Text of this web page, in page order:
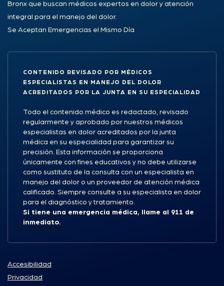
Bronx que buscan médicos expertos en dolor y atención
integral para el manejo del dolor.
Se Aceptan Emergencias el Mismo Día
CONTENIDO REVISADO POR MÉDICOS
ESPECIALISTAS EN MANEJO DEL DOLOR
ACREDITADOS POR LA JUNTA EN SU ESPECIALIDAD
Todo el contenido médico es redactado, revisado
regularmente y aprobado por nuestros médicos
especialistas en dolor acreditados por la junta
médica en su especialidad para garantizar su
precisión. Esta información se proporciona
únicamente con fines educativos y no debe utilizarse
como sustituto de la consulta con un especialista en
manejo del dolor o un proveedor de atención médica
calificado. Siempre consulte a su especialista en dolor
para el diagnóstico y tratamiento.
Si tiene una emergencia médica, llame al 911 de
inmediato.
Accesibilidad
Privacidad